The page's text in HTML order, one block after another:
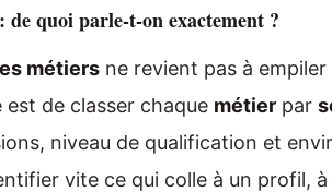
de quoi parle-t-on exactement ?
métiers ne revient pas à
est de classer chaque métier par
niveau de qualification et
vite ce qui colle à un profil,